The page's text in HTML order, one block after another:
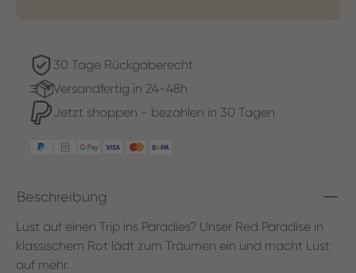
30 Tage Rückgaberecht
Versandfertig in 24-48h
Jetzt shoppen - bezahlen in 30 Tagen
Beschreibung
Lust auf einen Trip ins Paradies? Unser Red Paradise in
klassischem Rot lädt zum Träumen ein und macht Lust
auf mehr.